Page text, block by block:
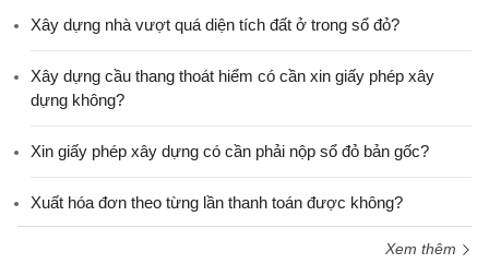
Xây dựng nhà vượt quá diện tích đất ở trong sổ đỏ?
Xây dựng cầu thang thoát hiểm có cần xin giấy phép xây
dựng không?
Xin giấy phép xây dựng có cần phải nộp sổ đỏ bản gốc?
Xuất hóa đơn theo từng lần thanh toán được không?
Xem thêm